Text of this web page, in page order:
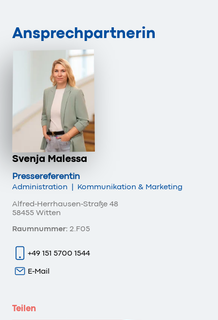
Ansprechpartnerin
Svenja Malessa
Pressereferentin
Administration | Kommunikation & Marketing
Alfred-Herrhausen-Straße 48
58455 Witten
Raumnummer: 2.F05
+49 151 5700 1544
E-Mail
Teilen